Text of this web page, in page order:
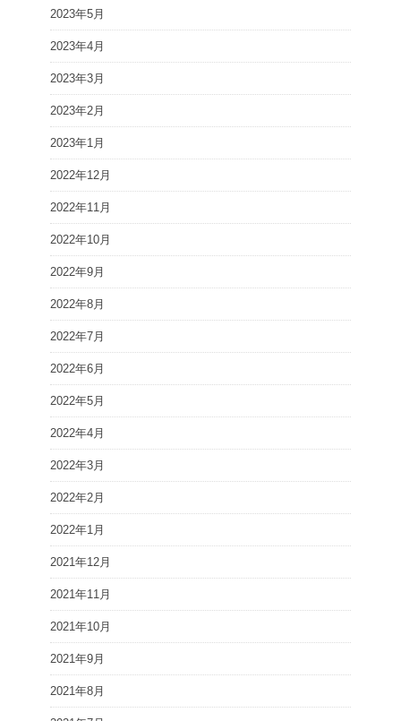
2023年5月
2023年4月
2023年3月
2023年2月
2023年1月
2022年12月
2022年11月
2022年10月
2022年9月
2022年8月
2022年7月
2022年6月
2022年5月
2022年4月
2022年3月
2022年2月
2022年1月
2021年12月
2021年11月
2021年10月
2021年9月
2021年8月